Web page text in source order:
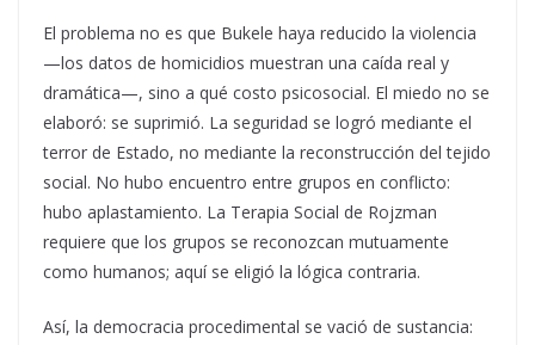
El problema no es que Bukele haya reducido la violencia
—los datos de homicidios muestran una caída real y
dramática—, sino a qué costo psicosocial. El miedo no se
elaboró: se suprimió. La seguridad se logró mediante el
terror de Estado, no mediante la reconstrucción del tejido
social. No hubo encuentro entre grupos en conflicto:
hubo aplastamiento. La Terapia Social de Rojzman
requiere que los grupos se reconozcan mutuamente
como humanos; aquí se eligió la lógica contraria.
Así, la democracia procedimental se vació de sustancia: